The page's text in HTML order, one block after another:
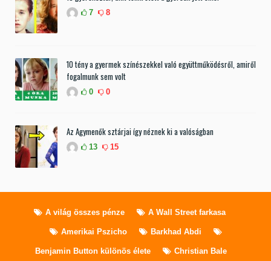
7 8
10 tény a gyermek színészekkel való együttműködésről, amiről
fogalmunk sem volt
0 0
Az Agymenők sztárjai így néznek ki a valóságban
13 15
A világ összes pénze A Wall Street farkasa
Amerikai Pszicho Barkhad Abdi
Benjamin Button különös élete Christian Bale